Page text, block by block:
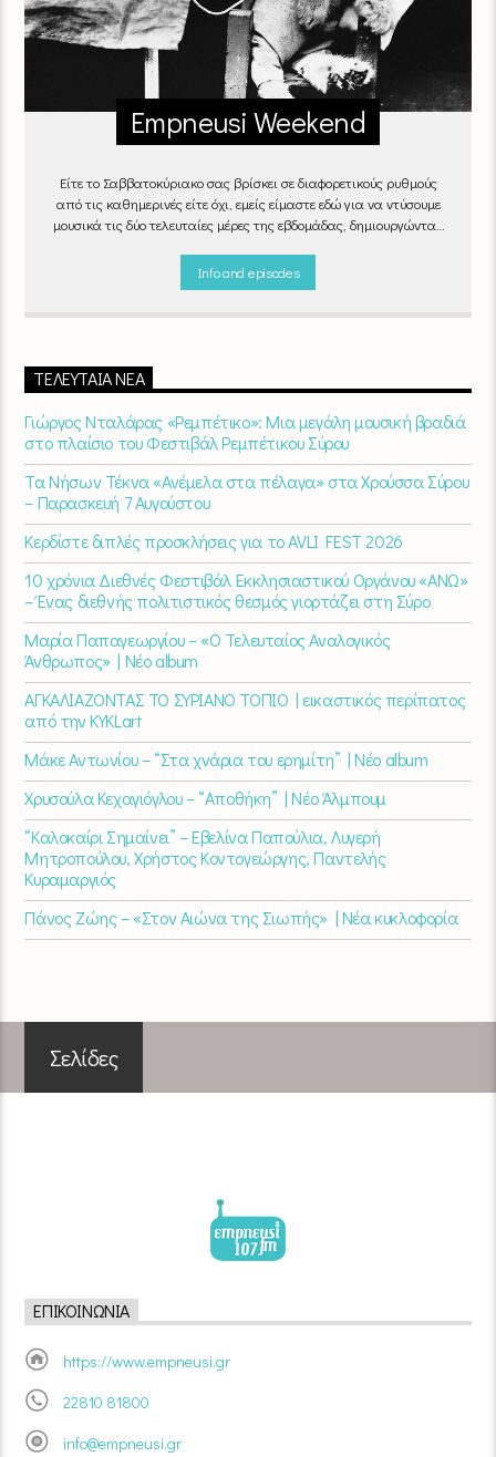
Empneusi Weekend
Είτε το Σαββατοκύριακο σας βρίσκει σε διαφορετικούς ρυθμούς
από τις καθημερινές είτε όχι, εμείς είμαστε εδώ για να ντύσουμε
μουσικά τις δύο τελευταίες μέρες της εβδομάδας, δημιουργώντας
Info and episodes
ΤΕΛΕΥΤΑΊΑ ΝΈΑ
Γιώργος Νταλάρας «Ρεμπέτικο»: Μια μεγάλη μουσική βραδιά
στο πλαίσιο του Φεστιβάλ Ρεμπέτικου Σύρου
Τα Νήσων Τέκνα «Ανέμελα στα πέλαγα» στα Χρούσσα Σύρου
– Παρασκευή 7 Αυγούστου
Κερδίστε διπλές προσκλήσεις για το AVLI FEST 2026
10 χρόνια Διεθνές Φεστιβάλ Εκκλησιαστικού Οργάνου «ΑΝΩ»
– Ένας διεθνής πολιτιστικός θεσμός γιορτάζει στη Σύρο​
Μαρία Παπαγεωργίου – «Ο Τελευταίος Αναλογικός
Άνθρωπος» | Νέο album
ΑΓΚΑΛΙΑΖΟΝΤΑΣ ΤΟ ΣΥΡΙΑΝΟ ΤΟΠΙΟ | εικαστικός περίπατος
από την KYKLart
Μάκε Αντωνίου – “Στα χνάρια του ερημίτη” | Νέο album
Χρυσούλα Κεχαγιόγλου – “Αποθήκη” | Νέο Άλμπουμ
“Καλοκαίρι Σημαίνει” – Εβελίνα Παπούλια, Λυγερή
Μητροπούλου, Χρήστος Κοντογεώργης, Παντελής
Κυραμαργιός
Πάνος Ζώης – «Στον Αιώνα της Σιωπής» | Νέα κυκλοφορία
Σελίδες
ΕΠΙΚΟΙΝΩΝΊΑ
https://www.empneusi.gr
22810 81800
info@empneusi.gr